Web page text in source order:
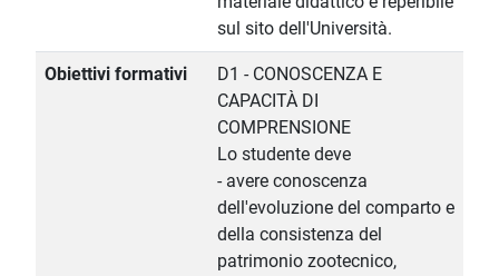
sul sito dell'Università.
Obiettivi formativi
D1 - CONOSCENZA E
CAPACITÀ DI
COMPRENSIONE
Lo studente deve
- avere conoscenza
dell'evoluzione del comparto e
della consistenza del
patrimonio zootecnico,